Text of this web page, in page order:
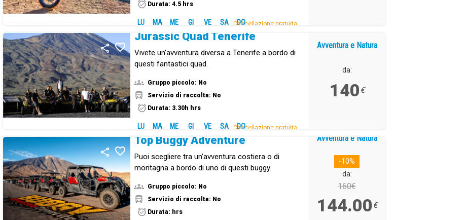
Durata: 4.5 hrs
LU MA ME GI VE SA DO
Cancellazione gratuita.
Jurassic Quad Tenerife
Vivete un'avventura diversa a Tenerife a bordo di
questi fantastici quad.
Gruppo piccolo: No
Servizio di raccolta: No
Durata: 3.30h hrs
LU MA ME GI VE SA DO
Cancellazione gratuita.
Avventura e Natura
da:
140 €
Top Buggy Adventure
Puoi scegliere tra un'avventura costiera o di
montagna a bordo di uno di questi buggy.
Gruppo piccolo: No
Servizio di raccolta: No
Durata: hrs
Avventura e Natura
-10%
da:
160€
144.00 €